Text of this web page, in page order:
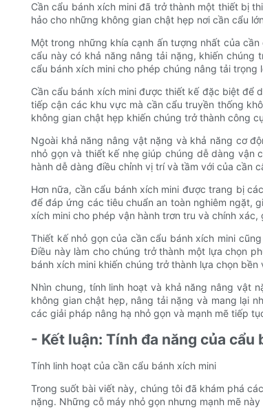
Cần cẩu bánh xích mini đã trở thành một thiết bị
hảo cho những không gian chật hẹp nơi cần cẩu
Một trong những khía cạnh ấn tượng nhất của
cẩu này có khả năng nâng tải nặng, khiến
cẩu bánh xích mini cho phép chúng nâng tải
Cần cẩu bánh xích mini được thiết kế đặc biệt để
tiếp cận các khu vực mà cần cẩu truyền thống
không gian chật hẹp khiến chúng trở thành công
Ngoài khả năng nâng vật nặng và khả năng cơ
nhỏ gọn và thiết kế nhẹ giúp chúng dễ dàng vận
hành dễ dàng điều chỉnh vị trí và tầm với của cần
Hơn nữa, cần cẩu bánh xích mini được trang bị
để đáp ứng các tiêu chuẩn an toàn nghiêm ngặt,
xích mini cho phép vận hành trơn tru và chính
Thiết kế nhỏ gọn của cần cẩu bánh xích mini
Điều này làm cho chúng trở thành một lựa chọn
bánh xích mini khiến chúng trở thành lựa chọn
Nhìn chung, tính linh hoạt và khả năng nâng vật
không gian chật hẹp, nâng tải nặng và mang lại
các giải pháp nâng hạ nhỏ gọn và mạnh mẽ tiếp
- Kết luận: Tính đa năng của cẩu
Tính linh hoạt của cần cẩu bánh xích mini
Trong suốt bài viết này, chúng tôi đã khám phá
nặng. Những cỗ máy nhỏ gọn nhưng mạnh mẽ